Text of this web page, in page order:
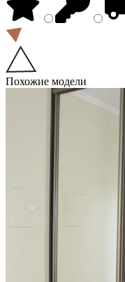
Похожие модели